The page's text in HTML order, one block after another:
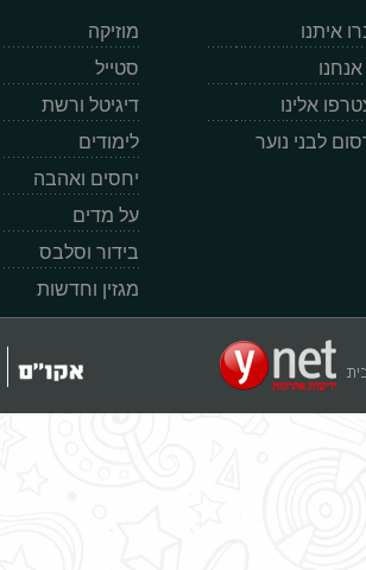
איתנו
אנחנו
אלינו
לבני נוער
מוזיקה
סטייל
דיגיטל ורשת
לימודים
יחסים ואהבה
על מדים
בידור וסלבס
מגזין וחדשות